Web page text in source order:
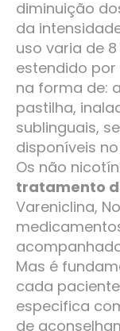
diminuição
da
uso varia de
estendido por
na forma de:
pastilha,
sublinguais,
disponíveis
Os não
tratamento
Vareniclina,
Mas é
cada
especifica
de